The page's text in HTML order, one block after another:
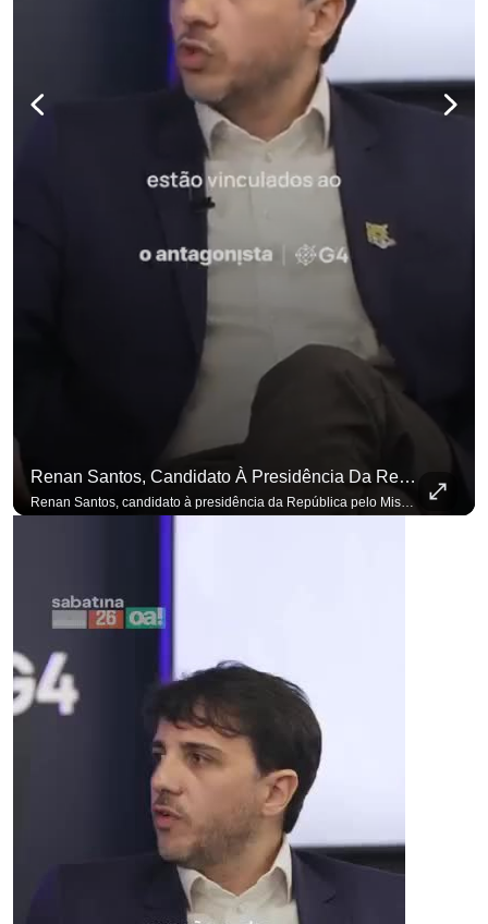
Renan Santos, Candidato À Presidência Da República Pelo Missão, Defende Aplicar Reformas Fiscais